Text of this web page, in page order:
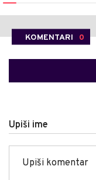
KOMENTARI 0
Upiši ime